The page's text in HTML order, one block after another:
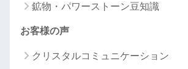
鉱物・パワーストーン豆知識
お客様の声
クリスタルコミュニケーション